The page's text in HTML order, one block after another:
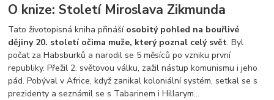
O knize: Století Miroslava Zikmunda
Tato životopisná kniha přináší osobitý pohled na bouřlivé
dějiny 20. století očima muže, který poznal celý svět. Byl
počat za Habsburků a narodil se 5 měsíců po vzniku první
republiky. Přežil 2. světovou válku, zažil nástup komunismu i jeho
pád. Pobýval v Africe, když zanikal koloniální systém, setkal se s
prezidenty a seznámil se s Tabarinem i Hillarym...